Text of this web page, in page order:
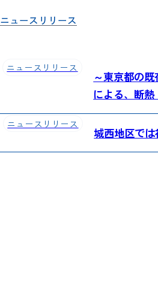
ニュースリリース
ニュースリリース
～東京都の
による、断
ニュースリリース
城西地区で